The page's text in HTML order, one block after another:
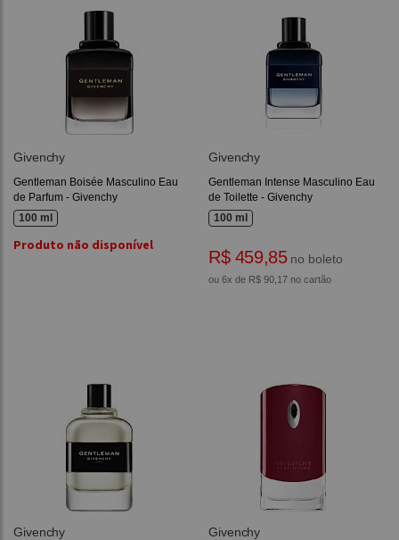
Givenchy
Gentleman Boisée Masculino Eau
de Parfum - Givenchy
100 ml
Produto não disponível
Givenchy
Gentleman Intense Masculino Eau
de Toilette - Givenchy
100 ml
R$ 459,85no boleto
ou 6x de R$ 90,17 no cartão
Givenchy Givenchy